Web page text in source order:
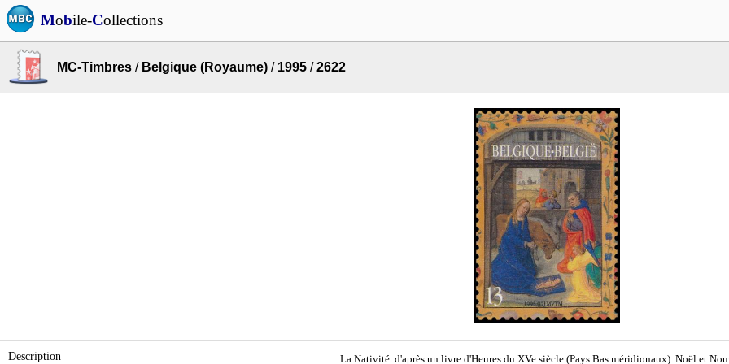
Mobile-Collections
MC-Timbres / Belgique (Royaume) / 1995 /2622
Description La Nativité. d'après un livre d'Heures du XVe siècle (Pays Bas méridionaux). Noël et